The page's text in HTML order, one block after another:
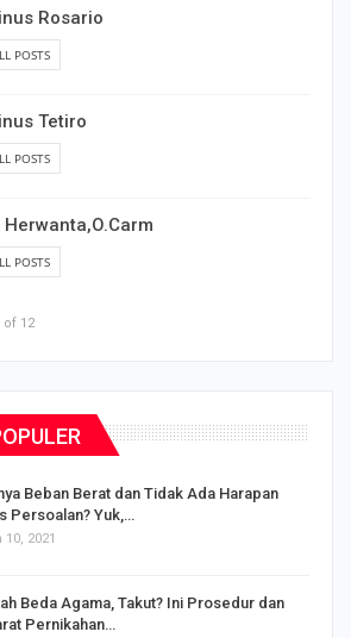
Rosario
POSTS
Tetiro
POSTS
POSTS
of 12
Beban Berat dan Tidak Ada Harapan
Persoalan? Yuk,…
10, 2021
Beda Agama, Takut? Ini Prosedur dan
Pernikahan…